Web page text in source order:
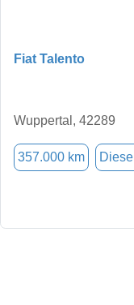
Fiat Talento
Wuppertal, 42289
357.000 km Diesel